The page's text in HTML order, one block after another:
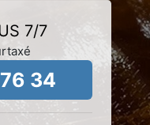
7/7
34